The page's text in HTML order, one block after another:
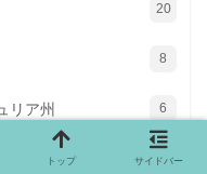
20
8
リア州 6
ィジェ州 17
トップ サイドバー